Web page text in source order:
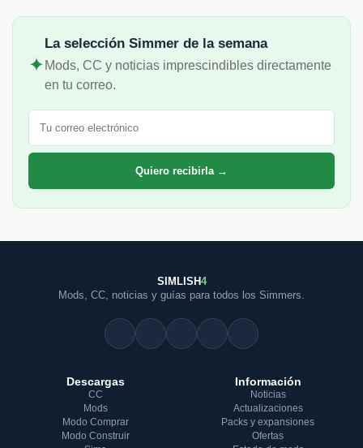
✦
La selección Simmer de la semana
Mods, CC y noticias imprescindibles directamente
en tu correo.
Correo electrónico
Quiero recibirla →
SIMLISH4
Mods, CC, noticias y guías para todos los Simmers.
Descargas
CC
Mods
Modo Comprar
Modo Construir
Información
Noticias
Actualizaciones
Packs y expansiones
Ofertas